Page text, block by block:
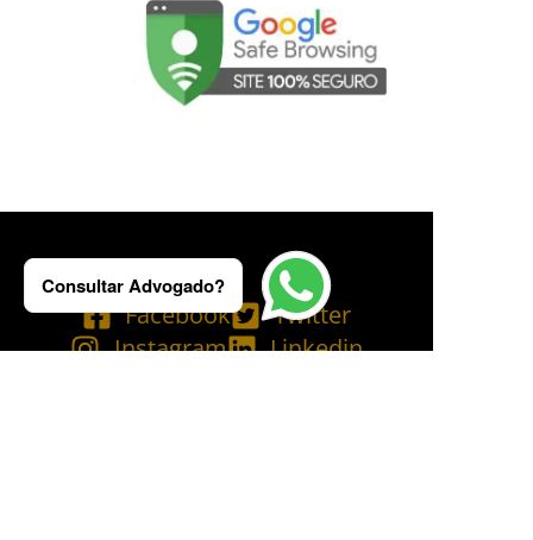
Facebook
Twitter
Instagram
Linkedin
Consultar Advogado?